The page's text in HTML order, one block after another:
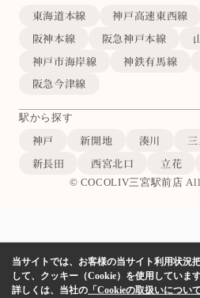
東海道本線 神戸高速東西線
阪神本線
阪急神戸本線
神戸市海岸線
神鉄有馬線
阪急今津線
駅から探す
神戸 新開地 湊川
新長田
西宮北口 立花
© COCOLIV三宮駅前店 All
当サイトでは、お客様の当サイト利用状況
して、クッキー（Cookie）を使用しています
詳しくは、当社の 「Cookieの取扱いについて